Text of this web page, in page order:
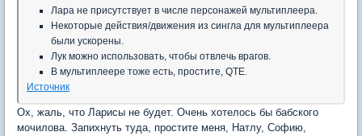
Лара не присутствует в числе персонажей мультиплеера.
Некоторые действия/движения из сингла для мультиплеера
были ускорены.
Лук можно использовать, чтобы отвлечь врагов.
В мультиплеере тоже есть, простите, QTE.
Источник
Ох, жаль, что Ларисы не будет. Очень хотелось бы бабского
мочилова. Запихнуть туда, простите меня, Натлу, Софию,